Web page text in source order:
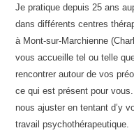
Je pratique depuis 25 ans
dans différents centres
à Mont-sur-Marchienne
vous accueille tel ou telle
rencontrer autour de vos
ce qui est présent pour
nous ajuster en tentant d’y
travail psychothérapeutique.